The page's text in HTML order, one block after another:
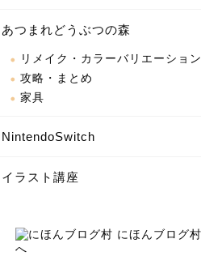
あつまれどうぶつの森
リメイク・カラーバリエーション
攻略・まとめ
家具
NintendoSwitch
イラスト講座